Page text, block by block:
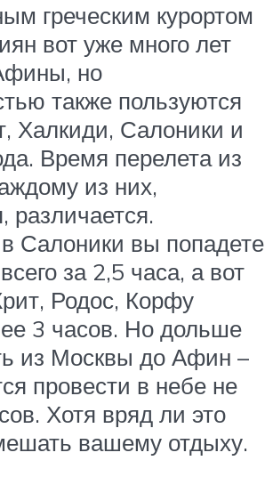
греческим курортом
вот уже много лет
но
также пользуются
Халкиди, Салоники и
Время перелета из
из них,
различается.
Салоники вы попадете
за 2,5 часа, а вот
Родос, Корфу
3 часов. Но дольше
из Москвы до Афин –
провести в небе не
Хотя вряд ли это
вашему отдыху.